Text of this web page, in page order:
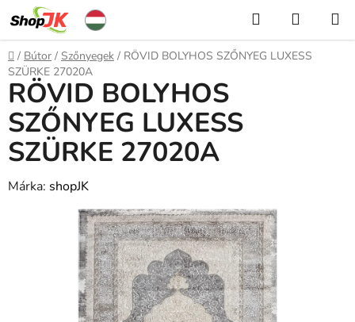
Ugrás
fő
tartalomhoz
KeresésKOSÁR
Kezdőlap
/ Bútor / Szőnyegek / RÖVID BOLYHOS SZŐNYEG LUXESS
SZÜRKE 27020A
RÖVID BOLYHOS
SZŐNYEG LUXESS
SZÜRKE 27020A
Márka: shopJK